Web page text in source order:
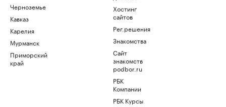
Черноземье
Кавказ
Карелия
Мурманск
Приморский
край
Хостинг
сайтов
Рег.решения
Знакомства
Сайт
знакомств
podbor.ru
РБК
Компании
РБК Курсы